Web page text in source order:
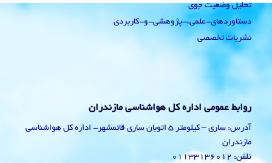
تحلیل وضعیت جوی
دستاوردهای-علمی،-پژوهشی-و-کاربردی
نشریات تخصصی
روابط عمومی اداره کل هواشناسی مازندران
آدرس: ساری – کیلومتر 5 اتوبان ساری قائمشهر- اداره کل هواشناسی
مازندران
تلفن: 01133136012